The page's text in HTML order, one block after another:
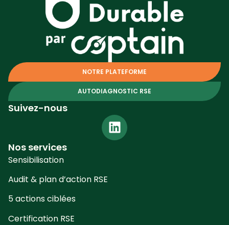
NOTRE PLATEFORME
AUTODIAGNOSTIC RSE
Suivez-nous
Nos services
Sensibilisation
Audit & plan d’action RSE
5 actions ciblées
Certification RSE